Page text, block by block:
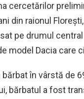
cercetărilor
din raionul
pe drumul
model Dacia care
bărbat în vârstă de
bărbatul a fost